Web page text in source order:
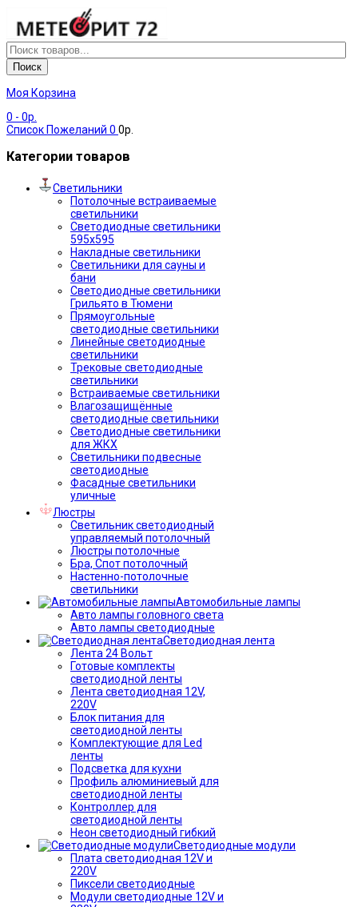
Поиск
Моя Корзина
0 - 0р.
Список Пожеланий 0 0р.
Категории товаров
Светильники
Потолочные встраиваемые
светильники
Светодиодные светильники
595х595
Накладные светильники
Светильники для сауны и
бани
Светодиодные светильники
Грильято в Тюмени
Прямоугольные
светодиодные светильники
Линейные светодиодные
светильники
Трековые светодиодные
светильники
Встраиваемые светильники
Влагозащищённые
светодиодные светильники
Светодиодные светильники
для ЖКХ
Светильники подвесные
светодиодные
Фасадные светильники
уличные
Люстры
Светильник светодиодный
управляемый потолочный
Люстры потолочные
Бра, Спот потолочный
Настенно-потолочные
светильники
Автомобильные лампы
Авто лампы головного света
Авто лампы светодиодные
Светодиодная лента
Лента 24 Вольт
Готовые комплекты
светодиодной ленты
Лента светодиодная 12V,
220V
Блок питания для
светодиодной ленты
Комплектующие для Led
ленты
Подсветка для кухни
Профиль алюминиевый для
светодиодной ленты
Контроллер для
светодиодной ленты
Неон светодиодный гибкий
Светодиодные модули
Плата светодиодная 12V и
220V
Пиксели светодиодные
Модули светодиодные 12V и